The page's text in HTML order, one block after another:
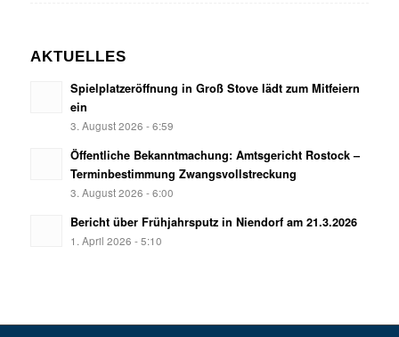
AKTUELLES
Spielplatzeröﬀnung in Groß Stove lädt zum Mitfeiern
ein
3. August 2026 - 6:59
Öffentliche Bekanntmachung: Amtsgericht Rostock –
Terminbestimmung Zwangsvollstreckung
3. August 2026 - 6:00
Bericht über Frühjahrsputz in Niendorf am 21.3.2026
1. April 2026 - 5:10